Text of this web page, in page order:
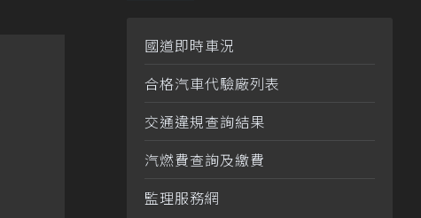
國道即時車況
合格汽車代驗廠列表
交通違規查詢結果
汽燃費查詢及繳費
監理服務網